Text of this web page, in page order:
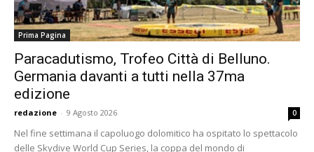
Prima Pagina
Paracadutismo, Trofeo Città di Belluno.
Germania davanti a tutti nella 37ma
edizione
redazione - 9 Agosto 2026 0
Nel fine settimana il capoluogo dolomitico ha ospitato lo spettacolo
delle Skydive World Cup Series, la coppa del mondo di